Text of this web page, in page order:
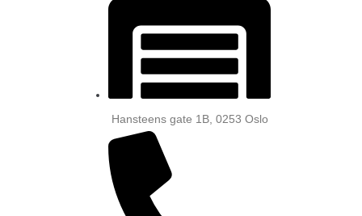
Hansteens gate 1B, 0253 Oslo